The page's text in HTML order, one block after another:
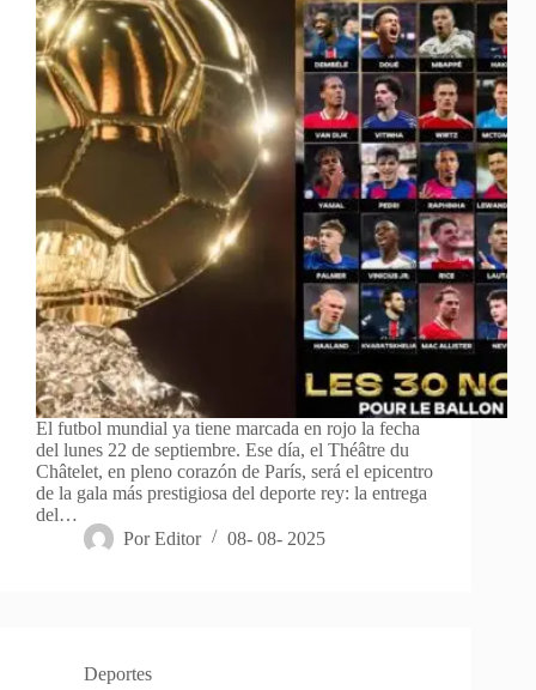
El futbol mundial ya tiene marcada en rojo la fecha
del lunes 22 de septiembre. Ese día, el Théâtre du
Châtelet, en pleno corazón de París, será el epicentro
de la gala más prestigiosa del deporte rey: la entrega
del…
Por Editor 08- 08- 2025
Deportes